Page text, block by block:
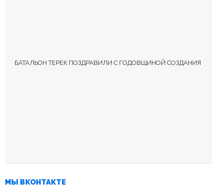
БАТАЛЬОН ТЕРЕК ПОЗДРАВИЛИ С ГОДОВЩИНОЙ СОЗДАНИЯ
МЫ ВКОНТАКТЕ